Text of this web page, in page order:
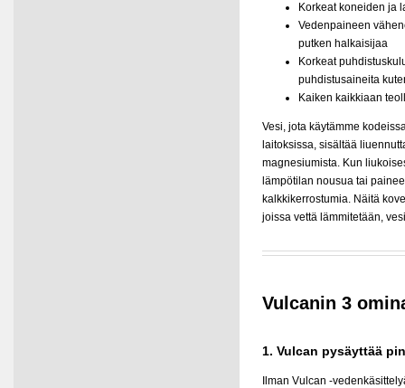
Korkeat koneiden ja
Vedenpaineen
putken halkaisijaa
Korkeat
puhdistusaineita
Kaiken kaikkiaan
Vesi, jota käytämme
laitoksissa, sisältää
magnesiumista. Kun
lämpötilan nousua tai
kalkkikerrostumia. Näitä
joissa vettä lämmitetään,
Vulcanin 3
1. Vulcan pysäyttää
Ilman Vulcan -